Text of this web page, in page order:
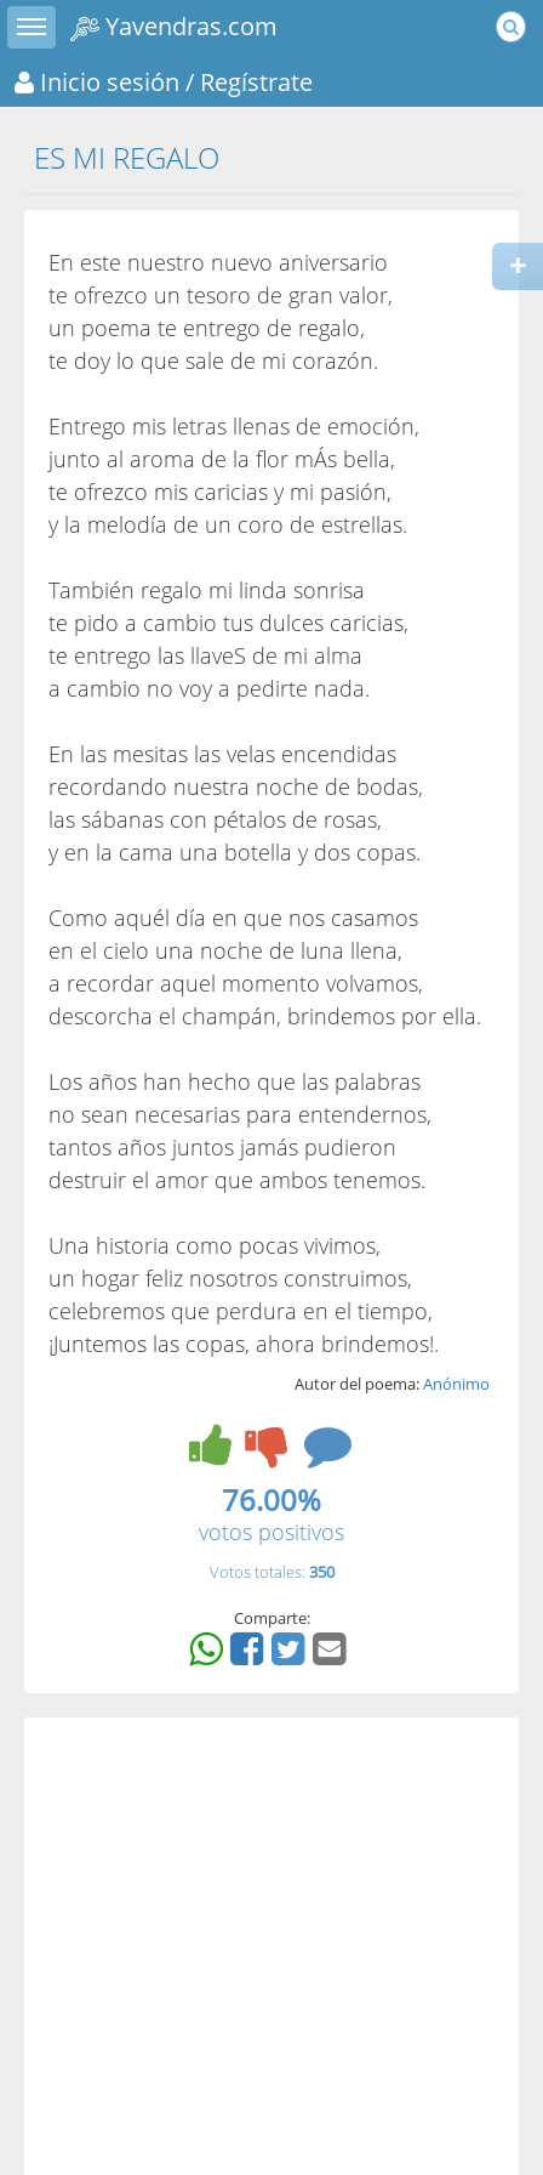
Toggle sidebar
Yavendras.com
Inicio sesión / Regístrate
ES MI REGALO
En este nuestro nuevo aniversario
te ofrezco un tesoro de gran valor,
un poema te entrego de regalo,
te doy lo que sale de mi corazón.
Entrego mis letras llenas de emoción,
junto al aroma de la flor mÁs bella,
te ofrezco mis caricias y mi pasión,
y la melodía de un coro de estrellas.
También regalo mi linda sonrisa
te pido a cambio tus dulces caricias,
te entrego las llaveS de mi alma
a cambio no voy a pedirte nada.
En las mesitas las velas encendidas
recordando nuestra noche de bodas,
las sábanas con pétalos de rosas,
y en la cama una botella y dos copas.
Como aquél día en que nos casamos
en el cielo una noche de luna llena,
a recordar aquel momento volvamos,
descorcha el champán, brindemos por ella.
Los años han hecho que las palabras
no sean necesarias para entendernos,
tantos años juntos jamás pudieron
destruir el amor que ambos tenemos.
Una historia como pocas vivimos,
un hogar feliz nosotros construimos,
celebremos que perdura en el tiempo,
¡Juntemos las copas, ahora brindemos!.
Autor del poema:Anónimo
76.00%
votos positivos
Votos totales: 350
Comparte: